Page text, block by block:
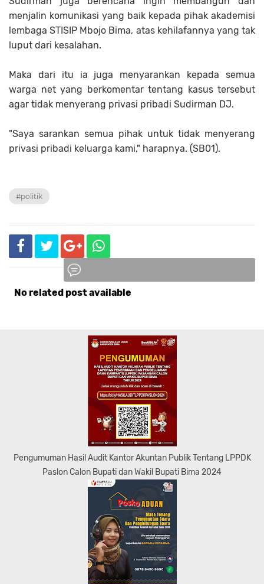
menjalin komunikasi yang baik kepada pihak akademisi
lembaga STISIP Mbojo Bima, atas kehilafannya yang tak
luput dari kesalahan.
Maka dari itu ia juga menyarankan kepada semua
warga net yang berkomentar tentang kasus tersebut
agar tidak menyerang privasi pribadi Sudirman DJ.
"Saya sarankan semua pihak untuk tidak menyerang
privasi pribadi keluarga kami," harapnya. (SB01).
#politik
No related post available
Pengumuman Hasil Audit Kantor Akuntan Publik Tentang LPPDK
Paslon Calon Bupati dan Wakil Bupati Bima 2024